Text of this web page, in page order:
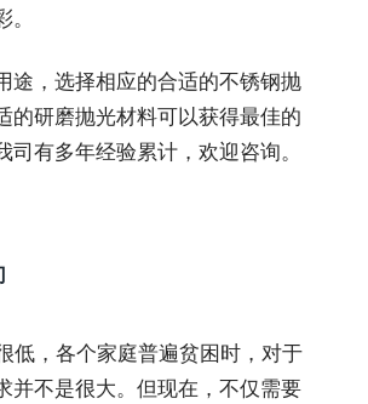
途，选择相应的合适的不锈钢抛
的研磨抛光材料可以获得最佳的
司有多年经验累计，欢迎咨询。
低，各个家庭普遍贫困时，对于
并不是很大。但现在，不仅需要